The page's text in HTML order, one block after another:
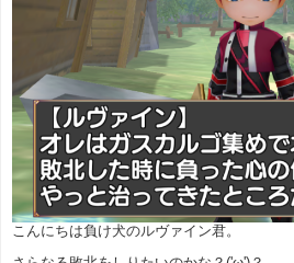
こんにちは負け犬のルヴァイン君。